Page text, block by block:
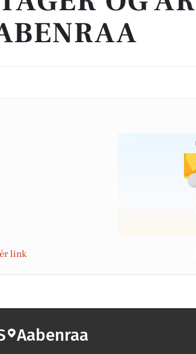
link
Aabenraa